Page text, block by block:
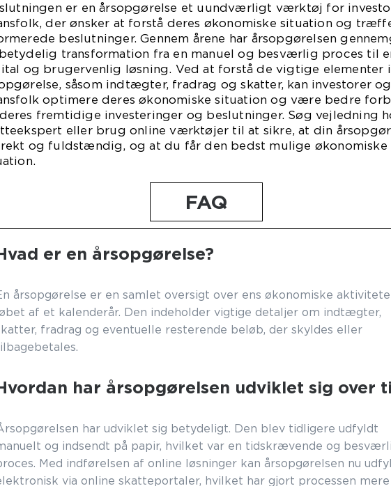
er en årsopgørelse et uundværligt værktøj for
der ønsker at forstå deres økonomiske situation og
beslutninger. Gennem årene har årsopgørelsen
transformation fra en manuel og besværlig proces til
og brugervenlig løsning. Ved at forstå de vigtige elementer i
såsom indtægter, fradrag og skatter, kan investorer og
optimere deres økonomiske situation og være bedre
fremtidige investeringer og beslutninger. Søg vejledning
eller brug online værktøjer til at sikre, at din
og fuldstændig, og at du får den bedst mulige økonomiske
FAQ
er en årsopgørelse?
årsopgørelse er en samlet oversigt over ens økonomiske
af et kalenderår. Den indeholder vigtige detaljer om indtægter,
fradrag og eventuelle resterende beløb, der skyldes eller
har årsopgørelsen udviklet sig over
har udviklet sig betydeligt. Den blev tidligere udfyldt
og indsendt på papir, hvilket var en tidskrævende og
Med indførelsen af online løsninger kan årsopgørelsen nu
via online skatteportaler, hvilket har gjort processen mere